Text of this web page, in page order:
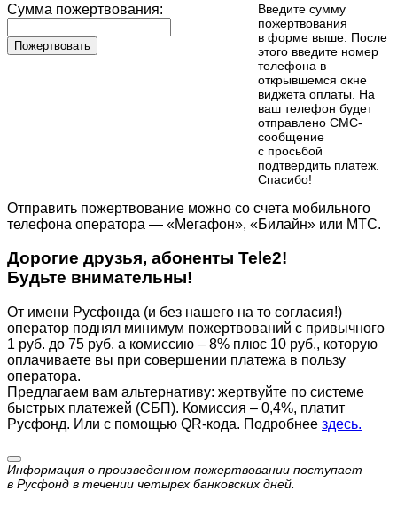
Сумма пожертвования:
Пожертвовать
Введите сумму
пожертвования
в форме выше. После
этого введите номер
телефона в
открывшемся окне
виджета оплаты. На
ваш телефон будет
отправлено СМС-
сообщение
с просьбой
подтвердить платеж.
Cпасибо!
Отправить пожертвование можно со счета мобильного
телефона оператора — «Мегафон», «Билайн» или МТС.
Дорогие друзья, абоненты Tele2!
Будьте внимательны!
От имени Русфонда (и без нашего на то согласия!)
оператор поднял минимум пожертвований с привычного
1 руб. до 75 руб. а комиссию – 8% плюс 10 руб., которую
оплачиваете вы при совершении платежа в пользу
оператора.
Предлагаем вам альтернативу: жертвуйте по cистеме
быстрых платежей (СБП). Комиссия – 0,4%, платит
Русфонд. Или с помощью QR-кода. Подробнее здесь.
Информация о произведенном пожертвовании поступает
в Русфонд в течении четырех банковских дней.